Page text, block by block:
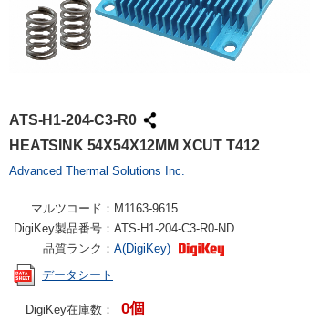
ATS-H1-204-C3-R0
HEATSINK 54X54X12MM XCUT T412
Advanced Thermal Solutions Inc.
マルツコード： M1163-9615
DigiKey製品番号： ATS-H1-204-C3-R0-ND
品質ランク： A(DigiKey)
データシート
DigiKey在庫数： 0個